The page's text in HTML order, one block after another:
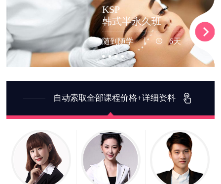
KSP
韩式半永久班
随到随学 6天
自动索取全部课程价格+详细资料